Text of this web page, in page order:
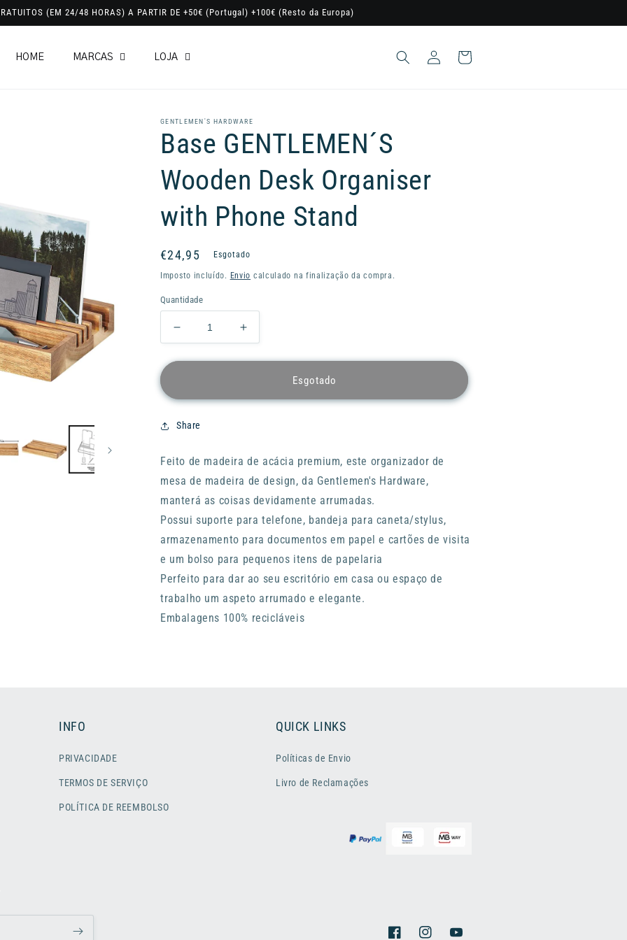
(EM 24/48 HORAS) A PARTIR DE +50€ (Portugal) +100€ (Resto da Europa)
HOME MARCAS LOJA
sessão
Carrinho
GENTLEMEN'S HARDWARE
Base GENTLEMEN´S
Wooden Desk Organiser
with Phone Stand
Preço
normal
€24,95 Esgotado
Imposto incluído. Envio calculado na finalização da compra.
Quantidade
Diminuir
a
quantidade
GENTLEMEN
´S
Organiser
with
Phone
Aumentar
a
quantidade
GENTLEMEN
Organiser
with
Phone
Esgotado
Share
Feito de madeira de acácia premium, este organizador de
mesa de madeira de design, da Gentlemen's Hardware,
manterá as coisas devidamente arrumadas.
Possui suporte para telefone, bandeja para caneta/stylus,
armazenamento para documentos em papel e cartões de visita
e um bolso para pequenos itens de papelaria
Perfeito para dar ao seu escritório em casa ou espaço de
trabalho um aspeto arrumado e elegante.
Embalagens 100% recicláveis
INFO
PRIVACIDADE
TERMOS DE SERVIÇO
POLÍTICA DE REEMBOLSO
QUICK LINKS
Políticas de Envio
Livro de Reclamações